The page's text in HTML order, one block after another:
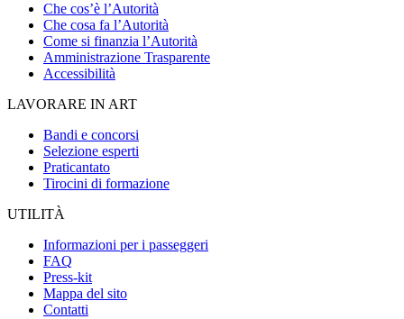
Che cos’è l’Autorità
Che cosa fa l’Autorità
Come si finanzia l’Autorità
Amministrazione Trasparente
Accessibilità
LAVORARE IN ART
Bandi e concorsi
Selezione esperti
Praticantato
Tirocini di formazione
UTILITÀ
Informazioni per i passeggeri
FAQ
Press-kit
Mappa del sito
Contatti